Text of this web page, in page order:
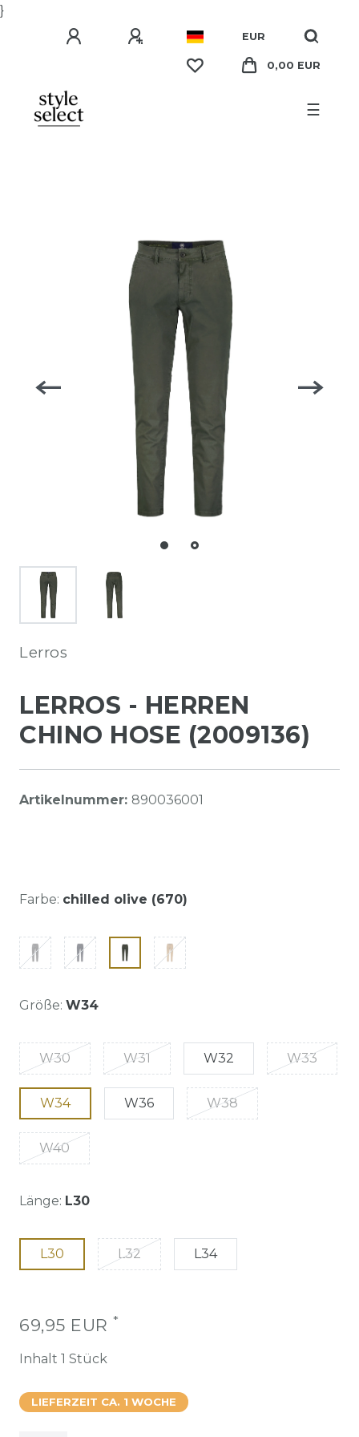
}
EUR
0,00 EUR
☰
Lerros
LERROS - HERREN
CHINO HOSE (2009136)
Artikelnummer: 890036001
Farbe: chilled olive (670)
Größe: W34
W30 W31 W32 W33
W34 W36 W38
W40
Länge: L30
L30 L32 L34
69,95 EUR *
Inhalt 1 Stück
LIEFERZEIT CA. 1 WOCHE